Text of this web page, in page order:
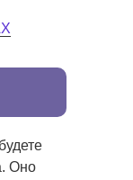
Оно